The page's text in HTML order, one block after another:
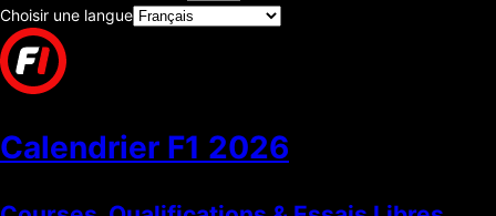
Choisir une langue
Calendrier F1 2026